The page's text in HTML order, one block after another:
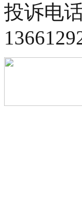
投诉电